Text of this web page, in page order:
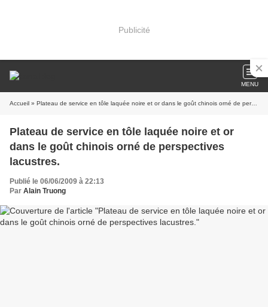
Publicité
MENU
Accueil » Plateau de service en tôle laquée noire et or dans le goût chinois orné de perspectives lacustres.
Plateau de service en tôle laquée noire et or
dans le goût chinois orné de perspectives
lacustres.
Publié le 06/06/2009 à 22:13
Par Alain Truong